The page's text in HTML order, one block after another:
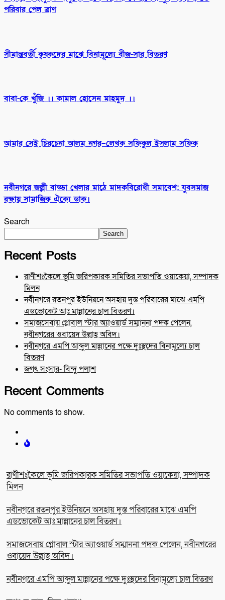
পরিবার পেল ত্রাণ
সীমান্তবর্তী কৃষকদের মাঝে বিনামূল্যে বীজ-সার বিতরণ
বাবা-কে খুঁজি ।। কামাল হোসেন মাহমুদ ।।
আমার সেই চিরচেনা আলম নগর–লেখক সফিকুল ইসলাম সফিক
নবীনগরে জল্লী বাড্ডা খেলার মাঠে মাদকবিরোধী সমাবেশ: যুবসমাজ
রক্ষায় সামাজিক ঐক্যে ডাক।
Search
Search
Recent Posts
রাণীশংকৈলে ভূমি জরিপকারক সমিতির সভাপতি ওয়াকেয়া, সম্পাদক
মিলন
নবীনগরে রতনপুর ইউনিয়নে অসহায় দুস্ত পরিবারের মাঝে এমপি
এডভোকেট আঃ মান্নানের চাল বিতরণ।
সমাজসেবায় গ্লোবাল স্টার অ্যাওয়ার্ড সম্মাননা পদক পেলেন,
নবীনগরের ওবায়েদ উল্লাহ অবিদ।
নবীনগরে এমপি আব্দুল মান্নানের পক্ষে দুঃস্থদের বিনামূল্যে চাল
বিতরণ
জগৎ সংসার- বিন্দু পলাশ
Recent Comments
No comments to show.
রাণীশংকৈলে ভূমি জরিপকারক সমিতির সভাপতি ওয়াকেয়া, সম্পাদক
মিলন
নবীনগরে রতনপুর ইউনিয়নে অসহায় দুস্ত পরিবারের মাঝে এমপি
এডভোকেট আঃ মান্নানের চাল বিতরণ।
সমাজসেবায় গ্লোবাল স্টার অ্যাওয়ার্ড সম্মাননা পদক পেলেন, নবীনগরের
ওবায়েদ উল্লাহ অবিদ।
নবীনগরে এমপি আব্দুল মান্নানের পক্ষে দুঃস্থদের বিনামূল্যে চাল বিতরণ